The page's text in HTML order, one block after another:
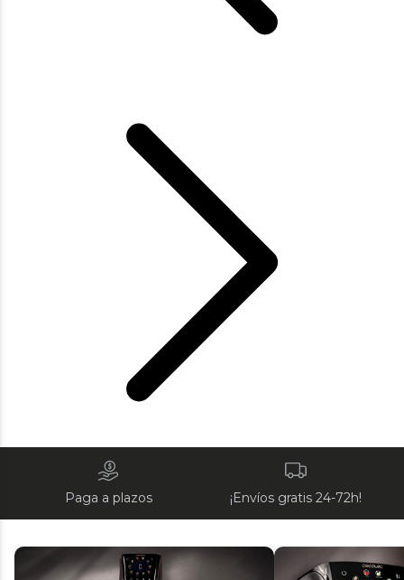
Paga a plazos ¡Envíos gratis 24-72h!